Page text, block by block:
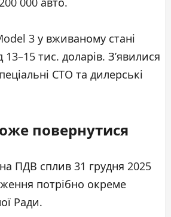
3 у вживаному стані
тис. доларів. З’явилися
СТО та дилерські
повернутися
на ПДВ сплив 31 грудня 2025
потрібно окреме
Ради.